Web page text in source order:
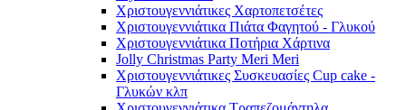
Χριστουγεννιάτικες Χαρτοπετσέτες
Χριστουγεννιάτικα Πιάτα Φαγητού - Γλυκού
Χριστουγεννιάτικα Ποτήρια Χάρτινα
Jolly Christmas Party Meri Meri
Χριστουγεννιάτικες Συσκευασίες Cup cake -
Γλυκών κλπ